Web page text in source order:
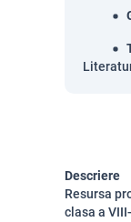
Descriere
Resursa
clasa a